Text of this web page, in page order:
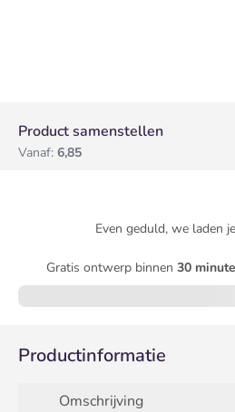
Product samenstellen
Vanaf: 6,85
Even geduld, we laden
Gratis ontwerp binnen 30
Productinformatie
Omschrijving